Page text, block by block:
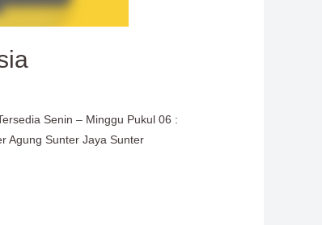
Senin – Minggu Pukul 06 :
Agung Sunter Jaya Sunter